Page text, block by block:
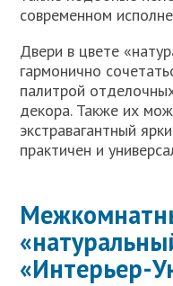
современном
Двери в цвете
гармонично
палитрой
декора. Также их
экстравагантный
практичен и
«Интерьер-